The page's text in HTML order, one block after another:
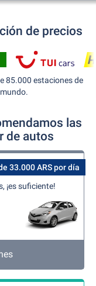
de precios
85.000 estaciones de
las
de autos
33.000 ARS por día
¡es suficiente!